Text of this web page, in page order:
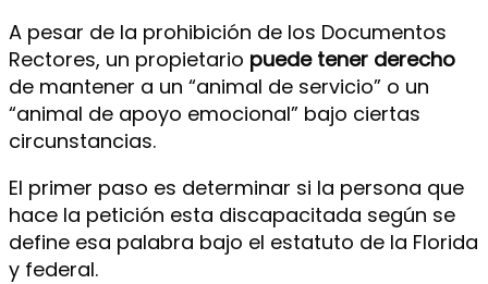
A pesar de la prohibición de los Documentos
Rectores, un propietario puede tener derecho
de mantener a un “animal de servicio” o un
“animal de apoyo emocional” bajo ciertas
circunstancias.
El primer paso es determinar si la persona que
hace la petición esta discapacitada según se
define esa palabra bajo el estatuto de la Florida
y federal.